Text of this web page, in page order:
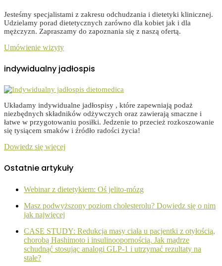
Jesteśmy specjalistami z zakresu odchudzania i dietetyki klinicznej.
Udzielamy porad dietetycznych zarówno dla kobiet jak i dla
mężczyzn. Zapraszamy do zapoznania się z naszą ofertą.
Umówienie wizyty
indywidualny jadłospis
Układamy indywidualne jadłospisy , które zapewniają podaż
niezbędnych składników odżywczych oraz zawierają smaczne i
łatwe w przygotowaniu posiłki. Jedzenie to przecież rozkoszowanie
się tysiącem smaków i źródło radości życia!
Dowiedz się więcej
Ostatnie artykuły
Webinar z dietetykiem: Oś jelito-mózg
Masz podwyższony poziom cholesterolu? Dowiedz się o nim
jak najwięcej
CASE STUDY: Redukcja masy ciała u pacjentki z otyłością,
chorobą Hashimoto i insulinoopornością. Jak mądrze
schudnąć stosując analogi GLP-1 i utrzymać rezultaty na
stałe?